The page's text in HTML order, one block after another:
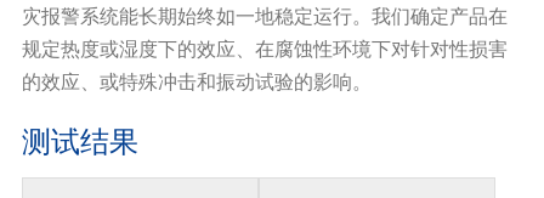
灾报警系统能长期始终如一地稳定运行。我们确定产品在
规定热度或湿度下的效应、在腐蚀性环境下对针对性损害
的效应、或特殊冲击和振动试验的影响。
测试结果